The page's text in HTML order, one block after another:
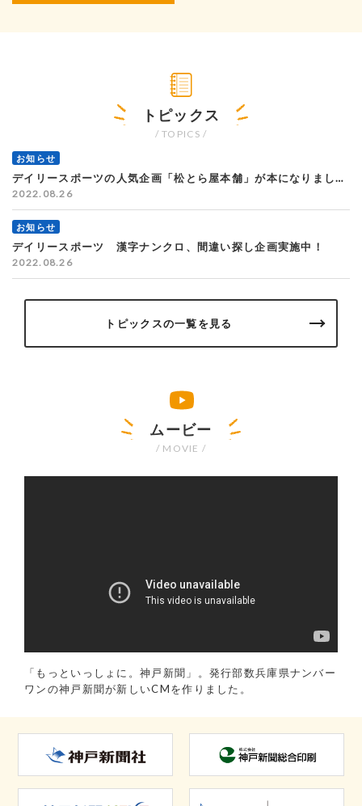
トピックス
/ TOPICS /
お知らせ
デイリースポーツの人気企画「松とら屋本舗」が本になりました！
2022.08.26
お知らせ
デイリースポーツ 漢字ナンクロ、間違い探し企画実施中！
2022.08.26
トピックスの一覧を見る
ムービー
/ MOVIE /
「もっといっしょに。神戸新聞」。発行部数兵庫県ナンバー
ワンの神戸新聞が新しいCMを作りました。